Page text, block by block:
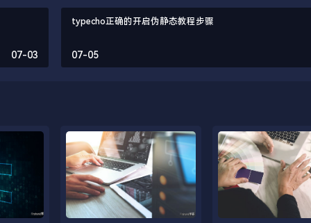
07-03
typecho正确的开启伪静态教程步骤
07-05